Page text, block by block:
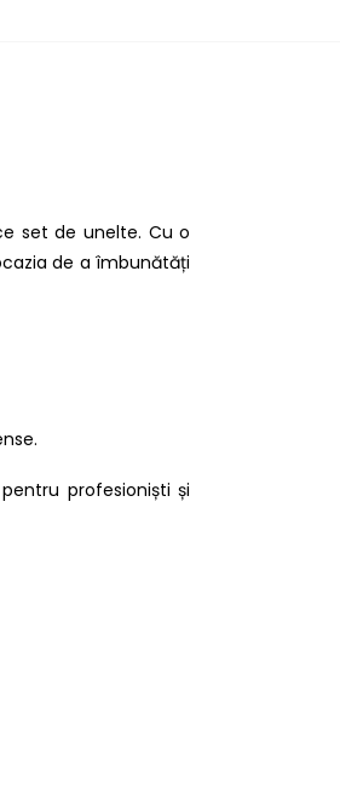
set de unelte. Cu o
de a îmbunătăți
profesioniști și